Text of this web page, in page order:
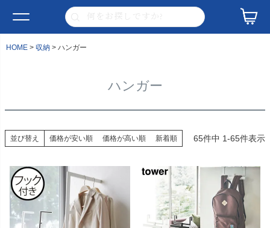
HOME 収納 ハンガー
ハンガー
並び替え 価格が安い順 価格が高い順 新着順 65件中 1-65件表示